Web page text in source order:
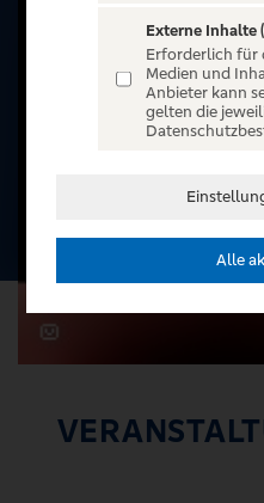
Externe Inhalte
Erforderlich für
Medien und
Anbieter kann
gelten die
Alle